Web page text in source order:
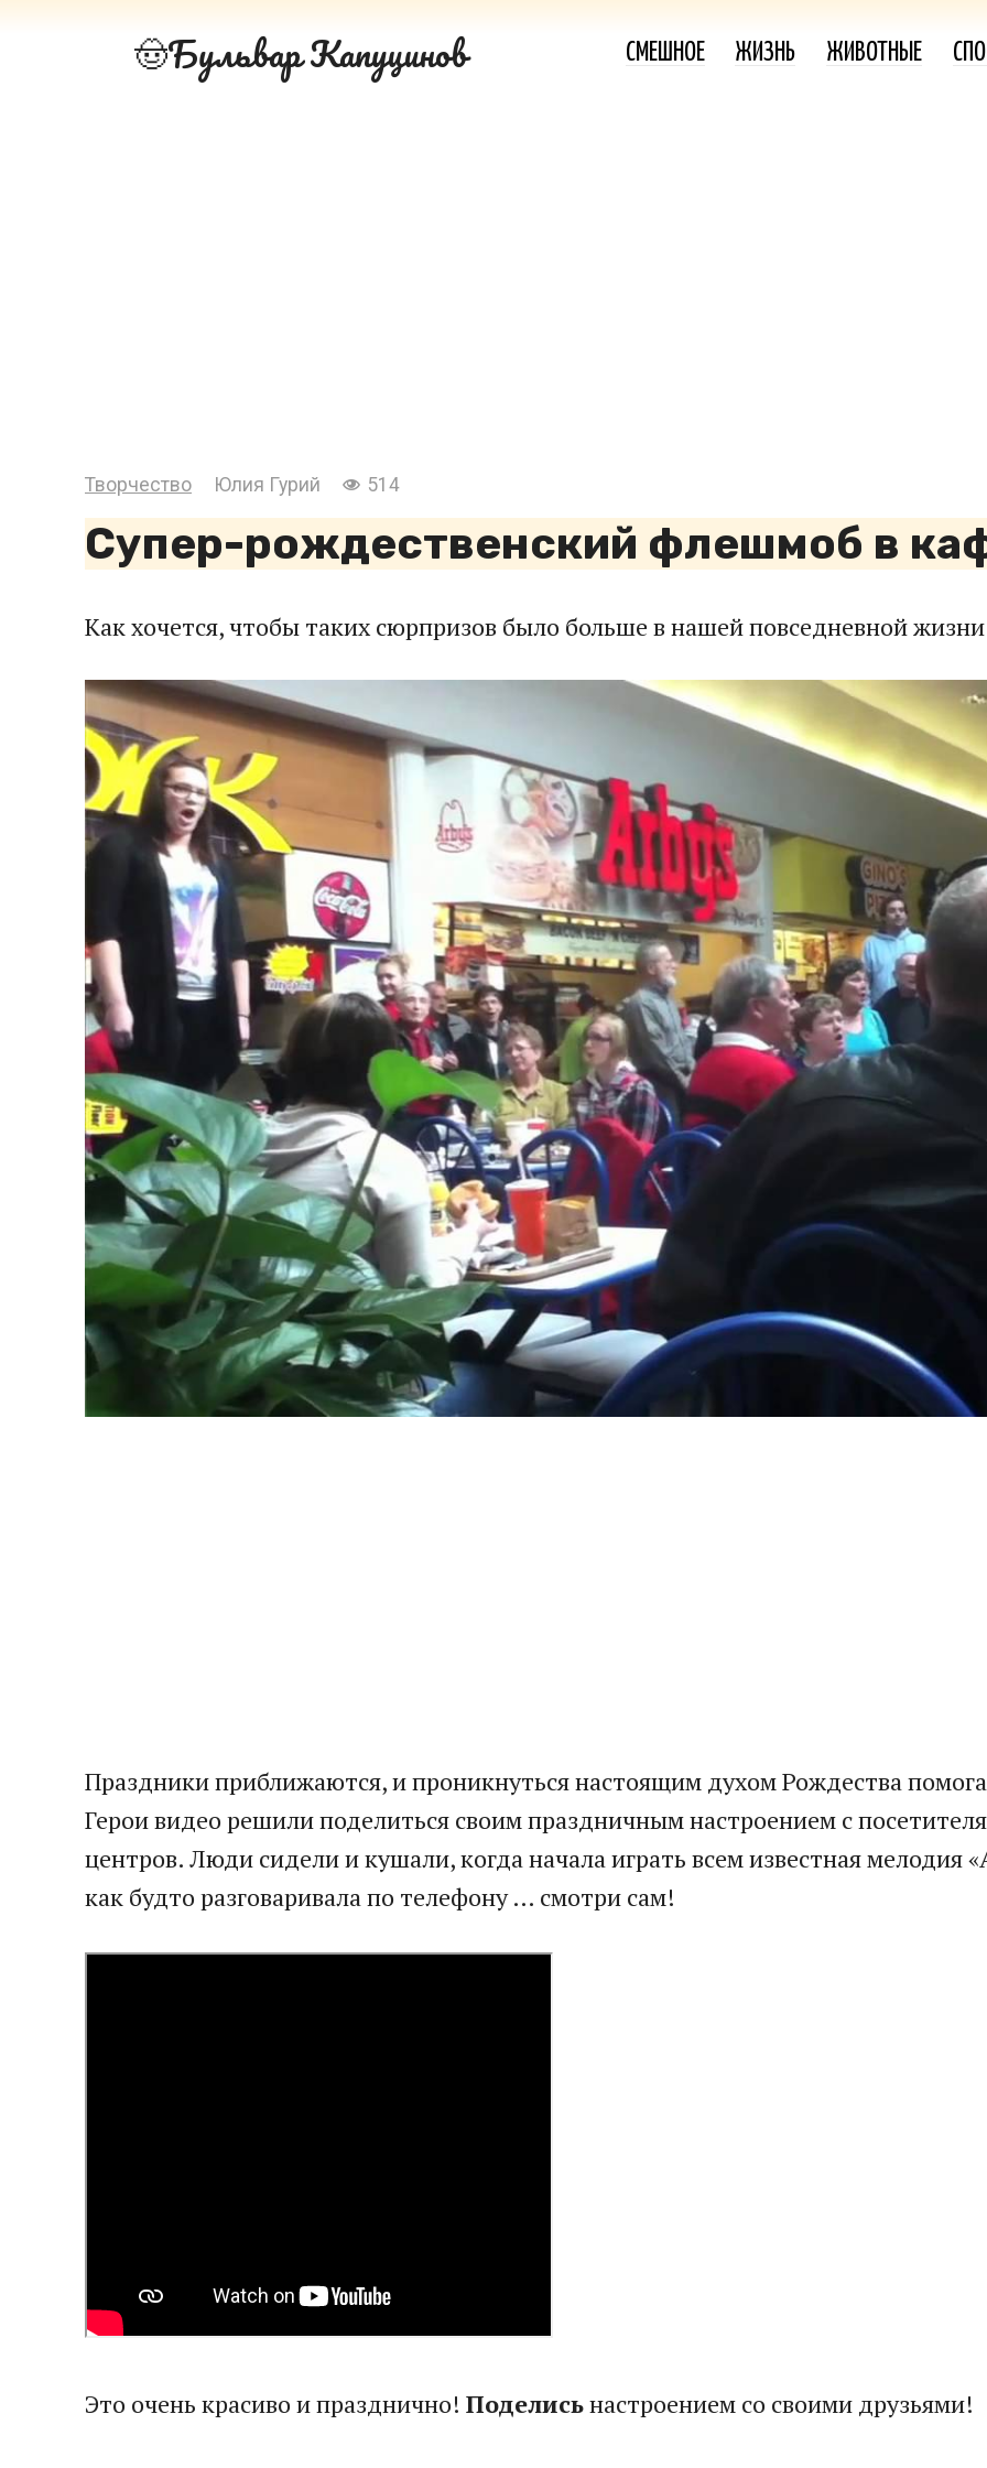
Бульвар Капуцинов СМЕШНОЕ ЖИЗНЬ ЖИВОТНЫЕ
Творчество Юлия Гурий 514
Супер-рождественский флешмоб в
Как хочется, чтобы таких сюрпризов было больше в нашей повседневной
Праздники приближаются, и проникнуться настоящим духом Рождества
Герои видео решили поделиться своим праздничным настроением с
центров. Люди сидели и кушали, когда начала играть всем известная мелодия
как будто разговаривала по телефону … смотри сам!
Это очень красиво и празднично! Поделисьнастроением со своими друзьями!